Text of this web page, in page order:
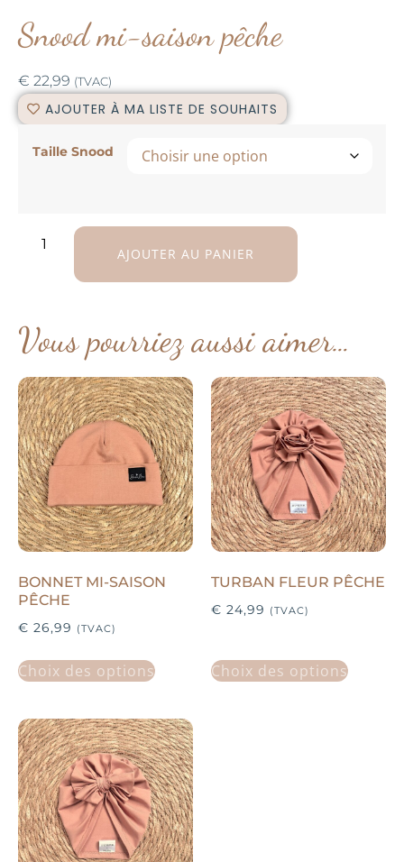
Snood mi-saison pêche
€ 22,99 (TVAC)
AJOUTER À MA LISTE DE SOUHAITS
Taille Snood
AJOUTER AU PANIER
Vous pourriez aussi aimer…
BONNET MI-SAISON
PÊCHE
€ 26,99 (TVAC)
Choix des options
TURBAN FLEUR PÊCHE
€ 24,99 (TVAC)
Choix des options